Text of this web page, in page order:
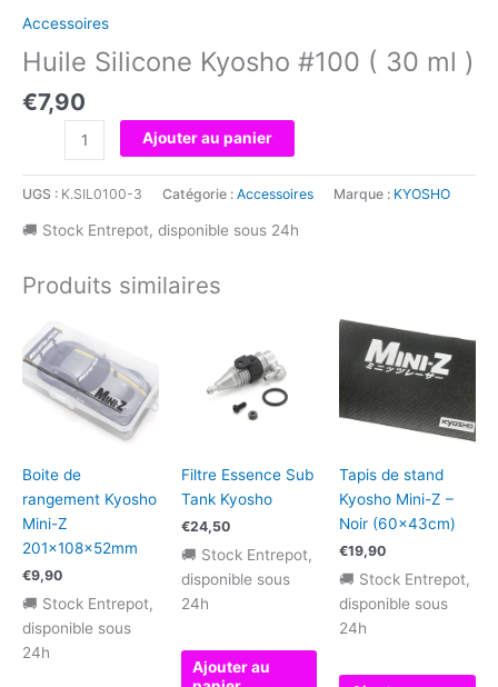
Accessoires
Huile Silicone Kyosho #100 ( 30 ml )
€7,90
Huile
Silicone
Kyosho
(
)
Ajouter au panier
UGS : K.SIL0100-3 Catégorie : Accessoires Marque : KYOSHO
🚚 Stock Entrepot, disponible sous 24h
Produits similaires
Boite de
rangement Kyosho
Mini-Z
201x108x52mm
€9,90
🚚 Stock Entrepot,
disponible sous
24h
Filtre Essence Sub
Tank Kyosho
€24,50
🚚 Stock Entrepot,
disponible sous
24h
Ajouter au
Tapis de stand
Kyosho Mini-Z –
Noir (60x43cm)
€19,90
🚚 Stock Entrepot,
disponible sous
24h